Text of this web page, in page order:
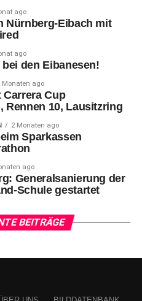
(FCN) gegen 5-Christoph
ersetzte Geis den
einem Dreierwechsel und
Defensive brachte der
ago
Nürnberg-Eibach mit
ago
bei den Eibanesen!
Monaten ago
Carrera Cup
Rennen 10, Lausitzring
2 Monaten ago
Sparkassen
ago
Generalsanierung der
Schule gestartet
BEITRÄGE